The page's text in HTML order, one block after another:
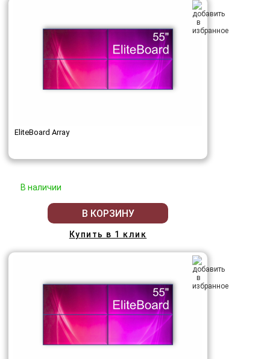
EliteBoard Array
В наличии
В КОРЗИНУ
Купить в 1 клик